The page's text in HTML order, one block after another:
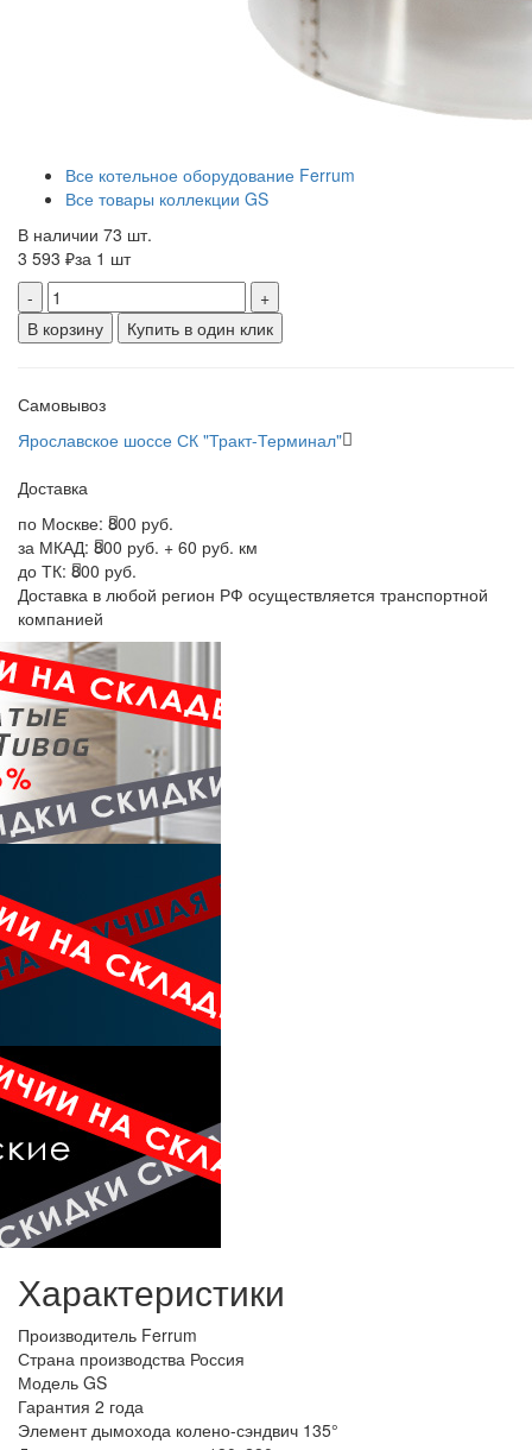
Все котельное оборудование Ferrum
Все товары коллекции GS
В наличии 73 шт.
3 593 ₽за 1 шт
-
+
В корзину
Купить в один клик
Самовывоз
Ярославское шоссе СК "Тракт-Терминал"
Доставка
по Москве: 800 руб.
за МКАД: 800 руб. + 60 руб. км
до ТК: 800 руб.
Доставка в любой регион РФ осуществляется транспортной
компанией
Характеристики
Производитель Ferrum
Страна производства Россия
Модель GS
Гарантия 2 года
Элемент дымохода колено-сэндвич 135°